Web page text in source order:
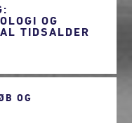
OG
TIDSALDER
OG